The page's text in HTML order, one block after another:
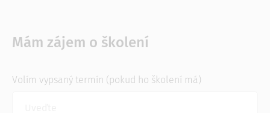
Mám zájem o školení
Volím vypsaný termín (pokud ho školení má)